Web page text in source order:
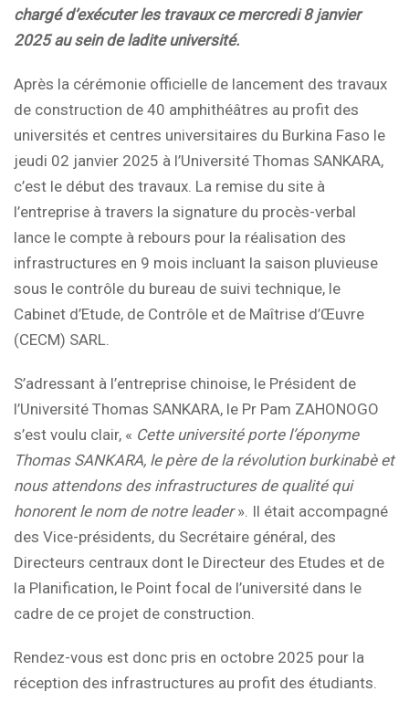
chargé d’exécuter les travaux ce mercredi 8 janvier
2025 au sein de ladite université.
Après la cérémonie officielle de lancement des travaux
de construction de 40 amphithéâtres au profit des
universités et centres universitaires du Burkina Faso le
jeudi 02 janvier 2025 à l’Université Thomas SANKARA,
c’est le début des travaux. La remise du site à
l’entreprise à travers la signature du procès-verbal
lance le compte à rebours pour la réalisation des
infrastructures en 9 mois incluant la saison pluvieuse
sous le contrôle du bureau de suivi technique, le
Cabinet d’Etude, de Contrôle et de Maîtrise d’Œuvre
(CECM) SARL.
S’adressant à l’entreprise chinoise, le Président de
l’Université Thomas SANKARA, le Pr Pam ZAHONOGO
s’est voulu clair, « Cette université porte l’éponyme
Thomas SANKARA, le père de la révolution burkinabè et
nous attendons des infrastructures de qualité qui
honorent le nom de notre leader». Il était accompagné
des Vice-présidents, du Secrétaire général, des
Directeurs centraux dont le Directeur des Etudes et de
la Planification, le Point focal de l’université dans le
cadre de ce projet de construction.
Rendez-vous est donc pris en octobre 2025 pour la
réception des infrastructures au profit des étudiants.